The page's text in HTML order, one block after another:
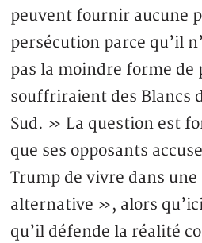
peuvent fournir aucune
persécution parce qu’il
pas la moindre forme de
souffriraient des Blancs
Sud. » La question est
que ses opposants
Trump de vivre dans
alternative », alors
qu’il défende la réalité